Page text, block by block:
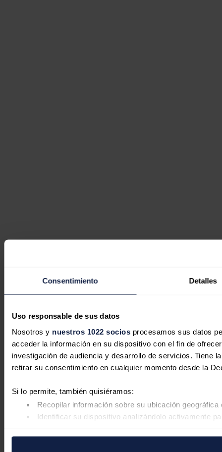
Consentimiento Detalles
Uso responsable de sus datos
Nosotros y nuestros 1022 sociosprocesamos sus datos
acceder la información en su dispositivo con el fin de
investigación de audiencia y desarrollo de servicios. Tiene
retirar su consentimiento en cualquier momento desde la
Si lo permite, también quisiéramos:
Recopilar información sobre su ubicación
Identificar su dispositivo analizándolo activamente